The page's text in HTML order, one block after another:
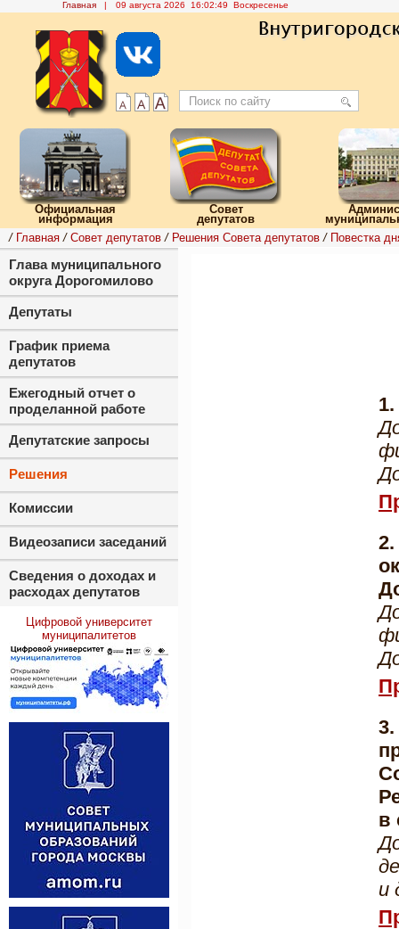
Главная | 09 августа 2026 16:02:50 Воскресенье
Официальная
информация
Совет
депутатов
/ Главная / Совет депутатов / Решения Совета депутатов / Повестка
в
и
Глава муниципального
округа Дорогомилово
Депутаты
График приема
депутатов
Ежегодный отчет о
проделанной работе
Депутатские запросы
Решения
Комиссии
Видеозаписи заседаний
Сведения о доходах и
расходах депутатов
Цифровой университет
муниципалитетов